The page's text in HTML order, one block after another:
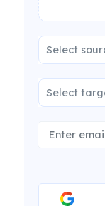
Select
Select